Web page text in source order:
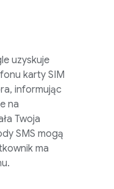
uzyskuje
karty SIM
informując
na
Twoja
SMS mogą
ma